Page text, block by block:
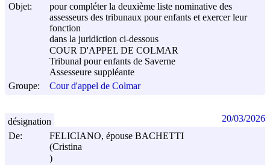
Objet:
pour compléter la deuxième liste nominative des
assesseurs des tribunaux pour enfants et exercer leur
fonction
dans la juridiction ci-dessous
COUR D'APPEL DE COLMAR
Tribunal pour enfants de Saverne
Assesseure suppléante
Groupe:
Cour d'appel de Colmar
De:
FELICIANO, épouse BACHETTI
(Cristina
)
désignation 20/03/2026